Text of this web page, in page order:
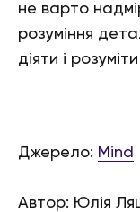
не варто
розуміння
діяти і
Джерело: Mind
Автор: Юлія